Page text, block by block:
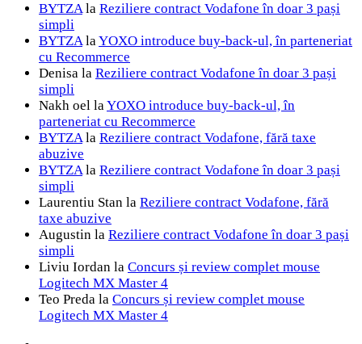
BYTZAla Reziliere contract Vodafone în doar 3 pași
simpli
BYTZAlaYOXO introduce buy-back-ul, în parteneriat
cu Recommerce
Denisa la Reziliere contract Vodafone în doar 3 pași
simpli
Nakh oel laYOXO introduce buy-back-ul, în
parteneriat cu Recommerce
BYTZAla Reziliere contract Vodafone, fără taxe
abuzive
BYTZAla Reziliere contract Vodafone în doar 3 pași
simpli
Laurentiu Stan la Reziliere contract Vodafone, fără
taxe abuzive
Augustin la Reziliere contract Vodafone în doar 3 pași
simpli
Liviu Iordan la Concurs și review complet mouse
Logitech MX Master 4
Teo Preda la Concurs și review complet mouse
Logitech MX Master 4